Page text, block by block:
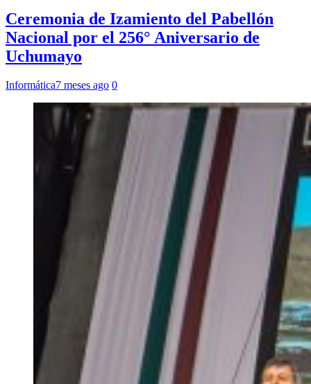
Ceremonia de Izamiento del Pabellón
Nacional por el 256° Aniversario de
Uchumayo
Informática7 meses ago 0